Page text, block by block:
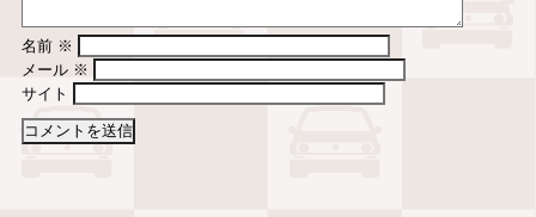
名前 ※
メール ※
サイト